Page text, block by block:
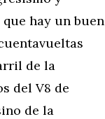
hay un buen
de la
del V8 de
de la